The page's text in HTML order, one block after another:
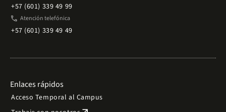
+57 (601) 339 49 99
phone Atención telefónica
+57 (601) 339 49 49
Enlaces rápidos
Acceso Temporal al Campus